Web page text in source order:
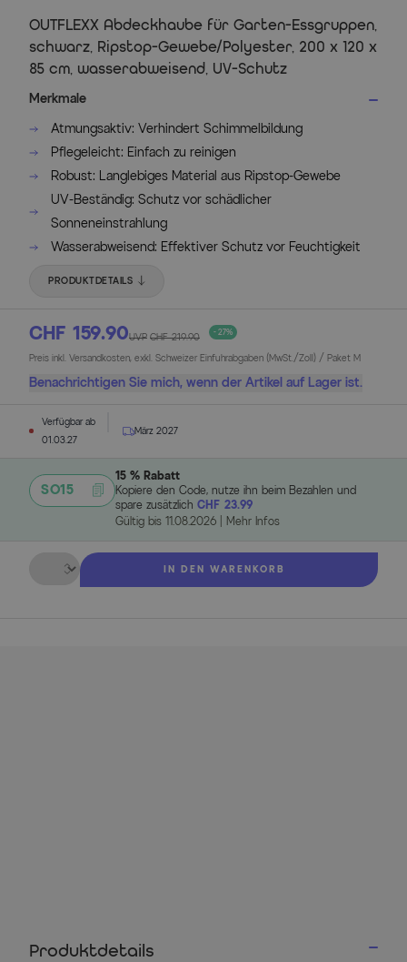
OUTFLEXX Abdeckhaube für Garten-Essgruppen,
schwarz, Ripstop-Gewebe/Polyester, 200 x 120 x
85 cm, wasserabweisend, UV-Schutz
Merkmale
Atmungsaktiv: Verhindert Schimmelbildung
Pflegeleicht: Einfach zu reinigen
Robust: Langlebiges Material aus Ripstop-Gewebe
UV-Beständig: Schutz vor schädlicher
Sonneneinstrahlung
Wasserabweisend: Effektiver Schutz vor Feuchtigkeit
PRODUKTDETAILS
CHF 159.90UVP CHF 219.90 - 27%
Preis inkl. Versandkosten, exkl. Schweizer Einfuhrabgaben (MwSt./Zoll) / Paket M
Benachrichtigen Sie mich, wenn der Artikel auf Lager ist.
Verfügbar ab
01.03.27
März 2027
SO15
15 % Rabatt
Kopiere den Code, nutze ihn beim Bezahlen und
spare zusätzlich CHF 23.99
Gültig bis 11.08.2026 Mehr Infos
Menge
IN DEN WARENKORB
Produktdetails